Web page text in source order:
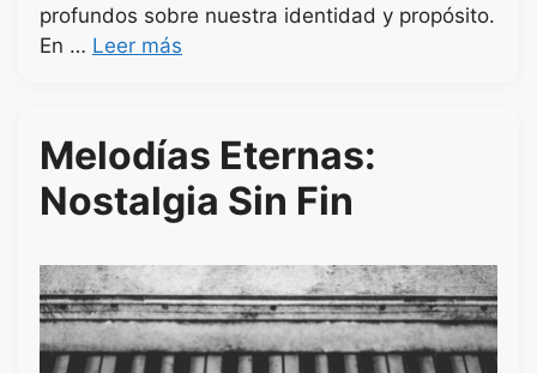
profundos sobre nuestra identidad y propósito.
En … Leer más
Melodías Eternas:
Nostalgia Sin Fin